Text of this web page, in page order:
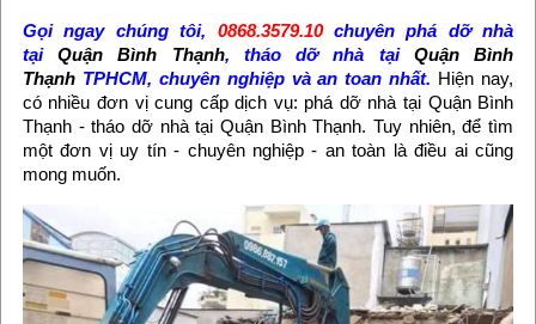
Gọi ngay chúng tôi, 0868.3579.10chuyên phá dỡ nhà
tạiQuận Bình Thạnh, tháo dỡ nhà tại Quận Bình
ThạnhTPHCM, chuyên nghiệp và an toan nhất. Hiện nay,
có nhiều đơn vị cung cấp dịch vụ: phá dỡ nhà tại Quận Bình
Thạnh - tháo dỡ nhà tại Quận Bình Thạnh. Tuy nhiên, để tìm
một đơn vị uy tín - chuyên nghiệp - an toàn là điều ai cũng
mong muốn.